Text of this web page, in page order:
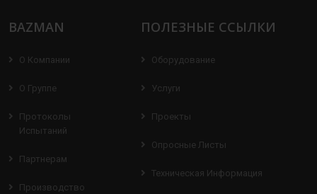
BAZMAN
О Компании
О Группе
Протоколы
Испытаний
Партнерам
Производство
ПОЛЕЗНЫЕ ССЫЛКИ
Оборудование
Услуги
Проекты
Опросные Листы
Техническая Информация